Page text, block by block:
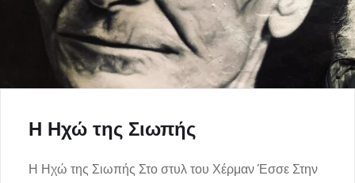
Η Ηχώ της Σιωπής
Η Ηχώ της Σιωπής Στο στυλ του Χέρμαν Έσσε Στην